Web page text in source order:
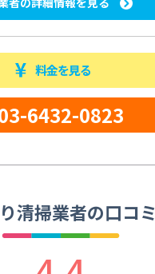
料金を見る
6432-0823
清掃業者の口コミ